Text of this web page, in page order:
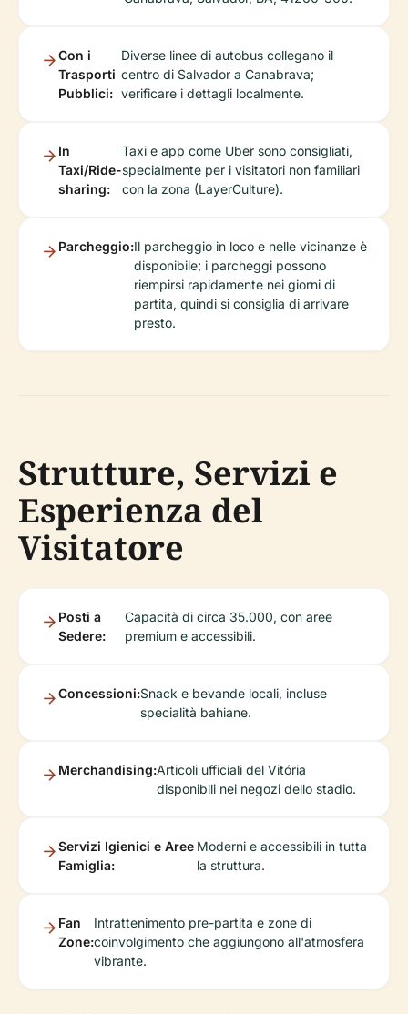
Con i
Trasporti
Pubblici:
Diverse linee di autobus collegano il
centro di Salvador a Canabrava;
verificare i dettagli localmente.
In
Taxi/Ride-
sharing:
Taxi e app come Uber sono consigliati,
specialmente per i visitatori non familiari
con la zona (LayerCulture).
Parcheggio:Il parcheggio in loco e nelle vicinanze è
disponibile; i parcheggi possono
riempirsi rapidamente nei giorni di
partita, quindi si consiglia di arrivare
presto.
Strutture, Servizi e
Esperienza del
Visitatore
Posti a
Sedere:
Capacità di circa 35.000, con aree
premium e accessibili.
Concessioni:Snack e bevande locali, incluse
specialità bahiane.
Merchandising:Articoli ufficiali del Vitória
disponibili nei negozi dello stadio.
Servizi Igienici e Aree
Famiglia:
Moderni e accessibili in tutta
la struttura.
Fan
Zone:
Intrattenimento pre-partita e zone di
coinvolgimento che aggiungono all'atmosfera
vibrante.